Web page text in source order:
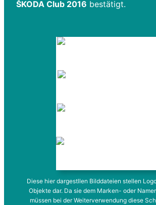
ŠKODA Club 2016 bestätigt.
Diese hier dargestllen Bilddateien stellen
Objekte dar. Da sie dem Marken- oder
müssen bei der Weiterverwendung diese